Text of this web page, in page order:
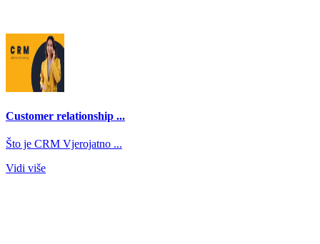
Customer relationship ...
Što je CRM Vjerojatno ...
Vidi više